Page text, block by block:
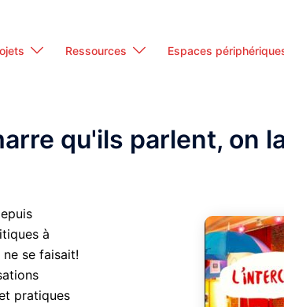
Ressources Espaces
qu'ils parlent, on
à
se faisait!
pratiques